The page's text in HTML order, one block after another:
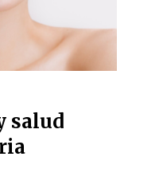
salud